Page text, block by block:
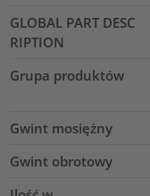
GLOBAL PART DESC
RIPTION
Grupa produktów
Gwint mosiężny
Gwint obrotowy